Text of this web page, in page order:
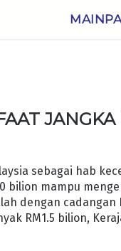
JANGKA
sebagai hab
bilion mampu
dengan cadangan
RM1.5 bilion,